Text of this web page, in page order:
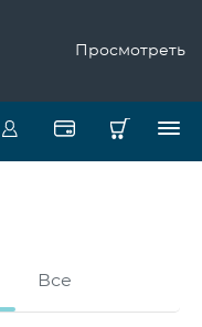
Просмотреть
Все